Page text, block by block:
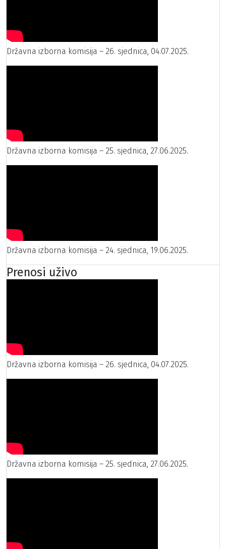
Državna izborna komisija – 26. sjednica, 04.07.2025.
Državna izborna komisija – 25. sjednica, 27.06.2025.
Državna izborna komisija – 24. sjednica, 19.06.2025.
Prenosi uživo
Državna izborna komisija – 26. sjednica, 04.07.2025.
Državna izborna komisija – 25. sjednica, 27.06.2025.